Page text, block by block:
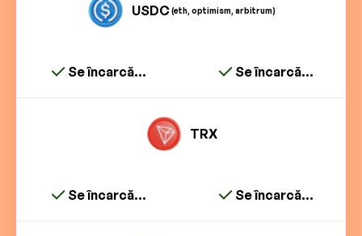
USDC(eth, optimism, arbitrum)
Se încarcă... Se încarcă...
TRX
Se încarcă... Se încarcă...